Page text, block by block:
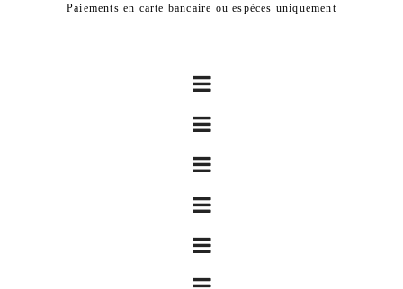
Paiements en carte bancaire ou espèces uniquement